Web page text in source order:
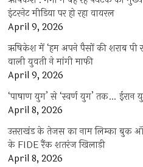
इंटरनेट मीडिया पर हो रहा वायरल
April 9, 2026
ऋषिकेश में ‘हम अपने पैसों की शराब पी
वाली युवती ने मांगी माफी
April 9, 2026
‘पाषाण युग’ से ‘स्वर्ण युग’ तक… ईरान
April 8, 2026
उत्तराखंड के तेजस का नाम लिम्का बुक
के FIDE रैंक शतरंज खिलाड़ी
April 8, 2026